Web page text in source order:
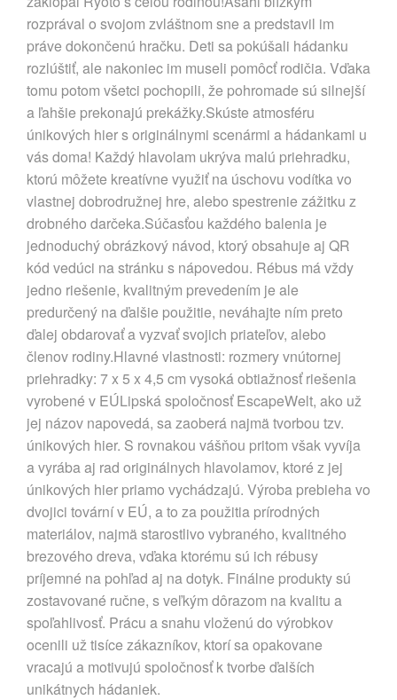
rozprával o svojom zvláštnom sne a predstavil im
práve dokončenú hračku. Deti sa pokúšali hádanku
rozlúštiť, ale nakoniec im museli pomôcť rodičia. Vďaka
tomu potom všetci pochopili, že pohromade sú silnejší
a ľahšie prekonajú prekážky.Skúste atmosféru
únikových hier s originálnymi scenármi a hádankami u
vás doma! Každý hlavolam ukrýva malú priehradku,
ktorú môžete kreatívne využiť na úschovu vodítka vo
vlastnej dobrodružnej hre, alebo spestrenie zážitku z
drobného darčeka.Súčasťou každého balenia je
jednoduchý obrázkový návod, ktorý obsahuje aj QR
kód vedúci na stránku s nápovedou. Rébus má vždy
jedno riešenie, kvalitným prevedením je ale
predurčený na ďalšie použitie, neváhajte ním preto
ďalej obdarovať a vyzvať svojich priateľov, alebo
členov rodiny.Hlavné vlastnosti: rozmery vnútornej
priehradky: 7 x 5 x 4,5 cm vysoká obtiažnosť riešenia
vyrobené v EÚLipská spoločnosť EscapeWelt, ako už
jej názov napovedá, sa zaoberá najmä tvorbou tzv.
únikových hier. S rovnakou vášňou pritom však vyvíja
a vyrába aj rad originálnych hlavolamov, ktoré z jej
únikových hier priamo vychádzajú. Výroba prebieha vo
dvojici tovární v EÚ, a to za použitia prírodných
materiálov, najmä starostlivo vybraného, kvalitného
brezového dreva, vďaka ktorému sú ich rébusy
príjemné na pohľad aj na dotyk. Finálne produkty sú
zostavované ručne, s veľkým dôrazom na kvalitu a
spoľahlivosť. Prácu a snahu vloženú do výrobkov
ocenili už tisíce zákazníkov, ktorí sa opakovane
vracajú a motivujú spoločnosť k tvorbe ďalších
unikátnych hádaniek.